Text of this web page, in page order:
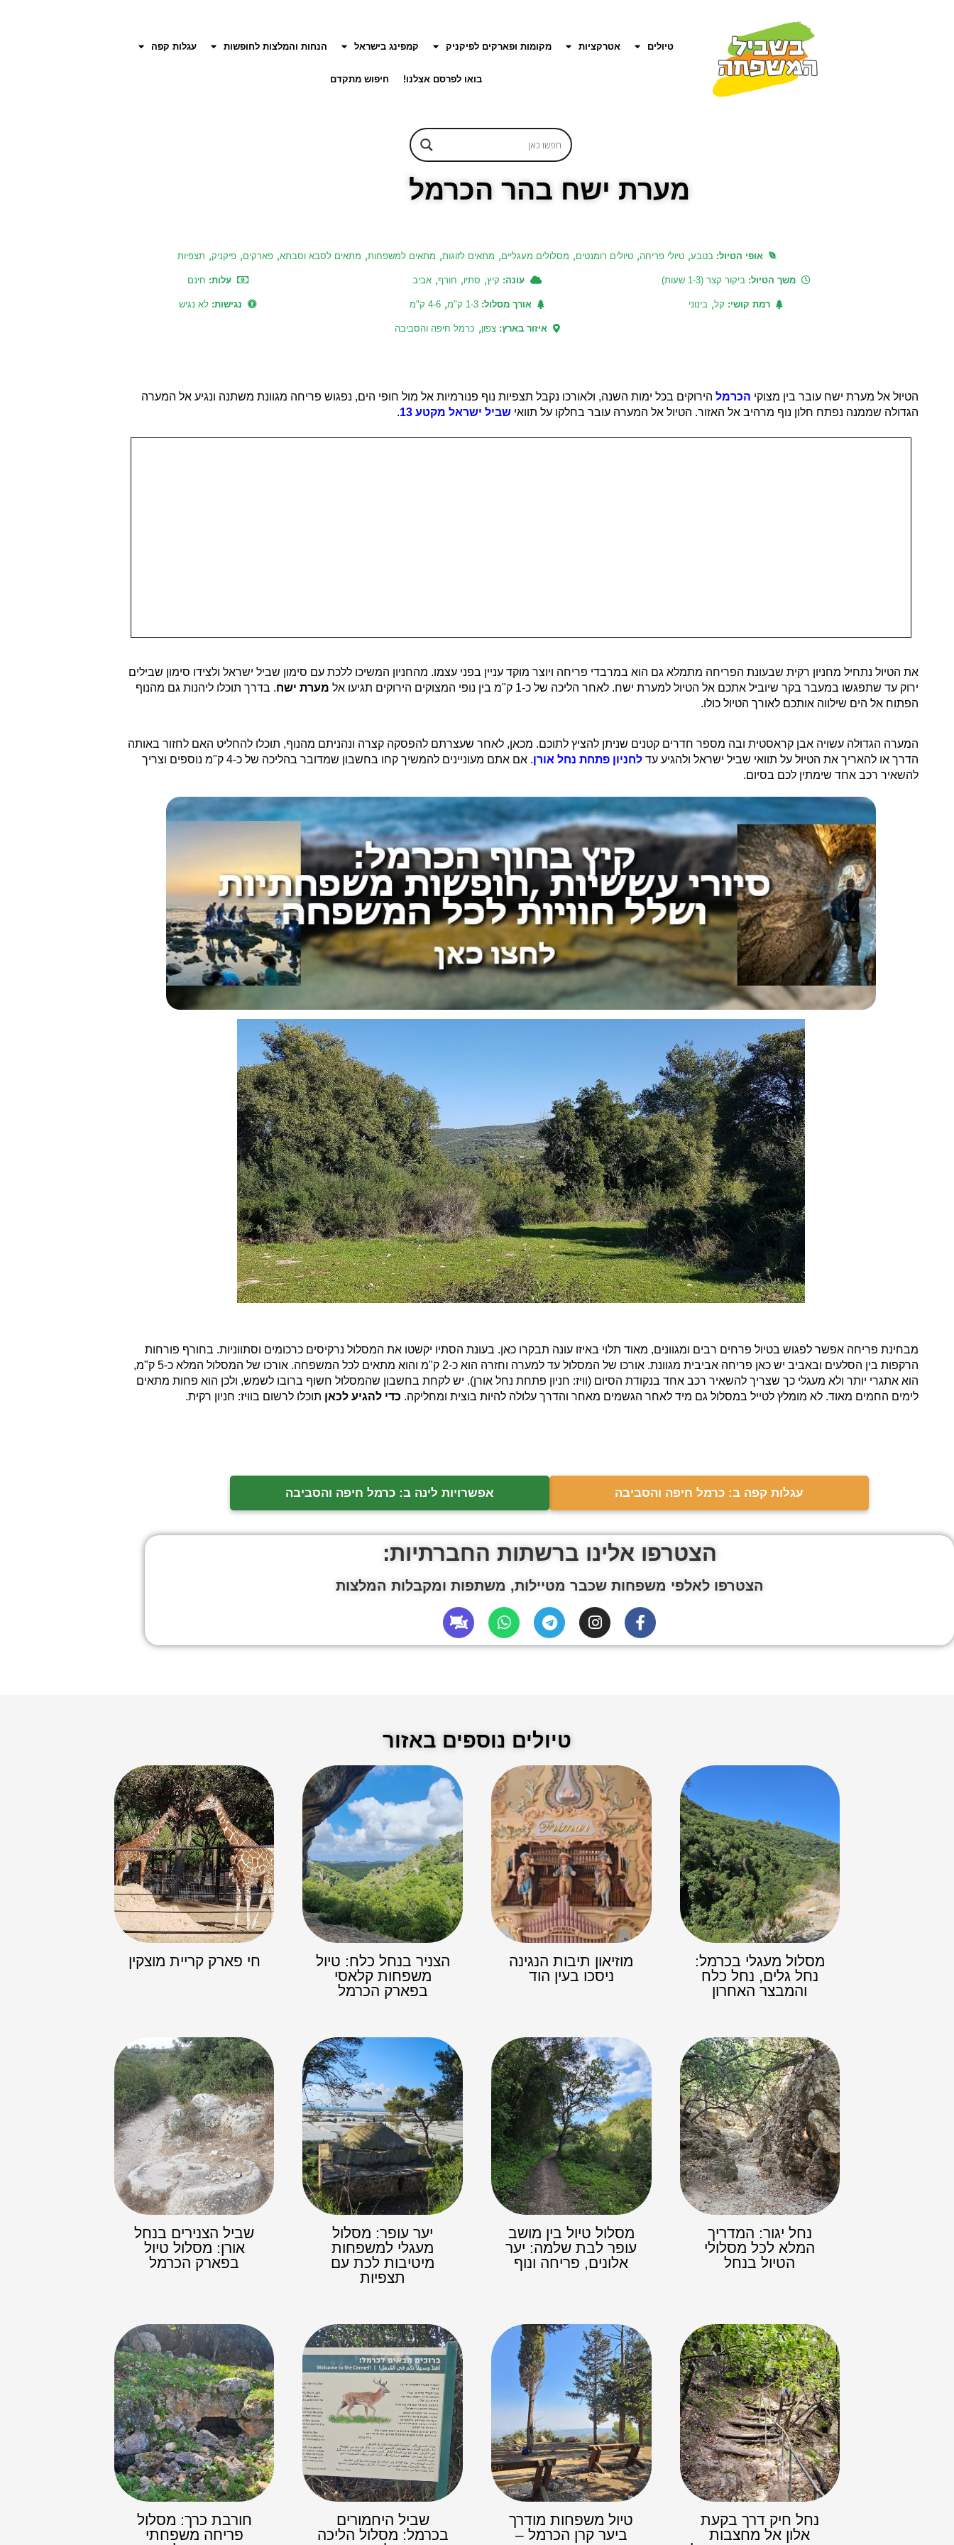
טיולים אטרקציות מקומות ופארקים לפיקניק קמפינג בישראל הנחות והמלצות לחופשות עגלות קפה
בואו לפרסם אצלנו! חיפוש מתקדם
מערת ישח בהר הכרמל
אופי הטיול: בטבע, טיולי פריחה, טיולים רומנטים, מסלולים מעגליים, מתאים לזוגות, מתאים למשפחות, מתאים לסבא וסבתא, פארקים, פיקניק, תצפיות
משך הטיול:ביקור קצר (1-3 שעות) עונה: קיץ, סתיו, חורף, אביב עלות: חינם
רמת קושי: קל, בינוני אורך מסלול: 1-3 ק"מ , 4-6 ק"מ נגישות: לא נגיש
איזור בארץ:צפון, כרמל חיפה והסביבה
הטיול אל מערת ישח עובר בין מצוקי הכרמל הירוקים בכל ימות השנה, ולאורכו נקבל תצפיות נוף פנורמיות אל מול חופי הים, נפגוש פריחה מגוונת משתנה ונגיע אל המערה
הגדולה שממנה נפתח חלון נוף מרהיב אל האזור. הטיול אל המערה עובר בחלקו על תוואי שביל ישראל מקטע 13 .
את הטיול נתחיל מחניון רקית שבעונת הפריחה מתמלא גם הוא במרבדי פריחה ויוצר מוקד עניין בפני עצמו. מהחניון המשיכו ללכת עם סימון שביל ישראל ולצידו סימון שבילים
ירוק עד שתפגשו במעבר בקר שיוביל אתכם אל הטיול למערת ישח. לאחר הליכה של כ-1 ק"מ בין נופי המצוקים הירוקים תגיעו אל
מערת ישח. בדרך תוכלו ליהנות גם מהנוף
הפתוח אל הים שילווה אותכם לאורך הטיול כולו.
המערה הגדולה עשויה אבן קראסטית ובה מספר חדרים קטנים שניתן להציץ לתוכם. מכאן, לאחר שעצרתם להפסקה קצרה ונהניתם מהנוף, תוכלו להחליט האם לחזור באותה
הדרך או להאריך את הטיול על תוואי שביל ישראל ולהגיע עד לחניון פתחת נחל אורן
. אם אתם מעוניינים להמשיך קחו בחשבון שמדובר בהליכה של כ-4 ק"מ נוספים וצריך
להשאיר רכב אחד שימתין לכם בסיום.
מבחינת פריחה אפשר לפגוש בטיול פרחים רבים ומגוונים, מאוד תלוי באיזו עונה תבקרו כאן. בעונת הסתיו יקשטו את המסלול נרקיסים כרכומים וסתווניות. בחורף פורחות
הרקפות בין הסלעים ובאביב יש כאן פריחה אביבית מגוונת. אורכו של המסלול עד למערה וחזרה הוא כ-2 ק"מ והוא מתאים לכל המשפחה. אורכו של המסלול המלא כ-5 ק"מ,
הוא אתגרי יותר ולא מעגלי כך שצריך להשאיר רכב אחד בנקודת הסיום (וויז: חניון פתחת נחל אורן). יש לקחת בחשבון שהמסלול חשוף ברובו לשמש, ולכן הוא פחות מתאים
לימים החמים מאוד. לא מומלץ לטייל במסלול גם מיד לאחר הגשמים מאחר והדרך עלולה להיות בוצית ומחליקה. כדי להגיע לכאן תוכלו לרשום בוויז: חניון רקית.
עגלות קפה ב: כרמל חיפה והסביבה אפשרויות לינה ב: כרמל חיפה והסביבה
הצטרפו אלינו ברשתות החברתיות:
הצטרפו לאלפי משפחות שכבר מטיילות, משתפות ומקבלות המלצות
טיולים נוספים באזור
מסלול מעגלי בכרמל:
נחל גלים, נחל כלח
והמבצר האחרון
מוזיאון תיבות הנגינה
ניסכו בעין הוד
הצניר בנחל כלח: טיול
משפחות קלאסי
בפארק הכרמל
חי פארק קריית מוצקין
נחל יגור: המדריך
המלא לכל מסלולי
הטיול בנחל
מסלול טיול בין מושב
עופר לבת שלמה: יער
אלונים, פריחה ונוף
יער עופר: מסלול
מעגלי למשפחות
מיטיבות לכת עם
תצפיות
שביל הצנירים בנחל
אורן: מסלול טיול
בפארק הכרמל
נחל חיק דרך בקעת
אלון אל מחצבות
טיול משפחות מודרך
ביער קרן הכרמל –
שביל היחמורים
בכרמל: מסלול הליכה
חורבת כרך: מסלול
פריחה משפחתי